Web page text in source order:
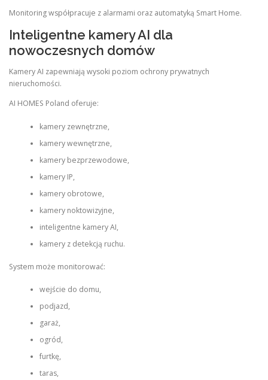
Monitoring współpracuje z alarmami oraz automatyką Smart Home.
Inteligentne kamery AI dla
nowoczesnych domów
Kamery AI zapewniają wysoki poziom ochrony prywatnych
nieruchomości.
AI HOMES Poland oferuje:
kamery zewnętrzne,
kamery wewnętrzne,
kamery bezprzewodowe,
kamery IP,
kamery obrotowe,
kamery noktowizyjne,
inteligentne kamery AI,
kamery z detekcją ruchu.
System może monitorować:
wejście do domu,
podjazd,
garaż,
ogród,
furtkę,
taras,